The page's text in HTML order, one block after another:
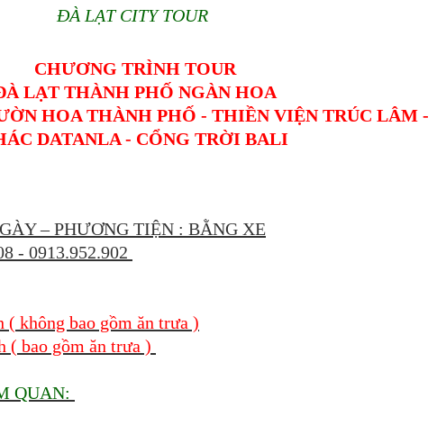
ĐÀ LẠT CITY TOUR
CHƯƠNG TRÌNH TOUR
LẠT THÀNH PHỐ NGÀN HOA
HOA THÀNH PHỐ - THIỀN VIỆN TRÚC LÂM -
DATANLA - CỔNG TRỜI BALI
– PHƯƠNG TIỆN : BẰNG XE
- 0913.952.902
( không bao gồm ăn trưa )
gồm ăn trưa )
QUAN: